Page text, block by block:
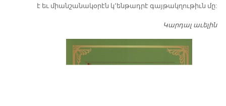
է եւ միանշանակօրէն կ՚ենթադրէ գայթակղութիւն մը:
Կարդալ աւելին